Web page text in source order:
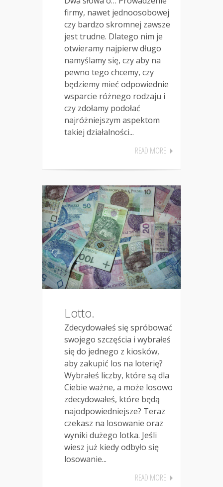
firmy, nawet jednoosobowej
czy bardzo skromnej zawsze
jest trudne. Dlatego nim je
otwieramy najpierw długo
namyślamy się, czy aby na
pewno tego chcemy, czy
będziemy mieć odpowiednie
wsparcie różnego rodzaju i
czy zdołamy podołać
najróżniejszym aspektom
takiej działalności...
READ MORE
Lotto.
Zdecydowałeś się spróbować
swojego szczęścia i wybrałeś
się do jednego z kiosków,
aby zakupić los na loterię?
Wybrałeś liczby, które są dla
Ciebie ważne, a może losowo
zdecydowałeś, które będą
najodpowiedniejsze? Teraz
czekasz na losowanie oraz
wyniki dużego lotka. Jeśli
wiesz już kiedy odbyło się
losowanie...
READ MORE